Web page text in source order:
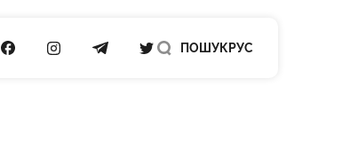
ПОСИЛАННЯ НА FACEBOOK
ПОСИЛАННЯ НА INSTAGRAM
ПОСИЛАННЯ НА TELEGRAM
ПОСИЛАННЯ НА TWITTER
ПОШУК РУС